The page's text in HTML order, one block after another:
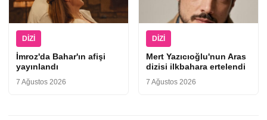
DIZI
İmroz'da Bahar'ın afişi
yayınlandı
7 Ağustos 2026
DIZI
Mert Yazıcıoğlu'nun Aras
dizisi ilkbahara ertelendi
7 Ağustos 2026